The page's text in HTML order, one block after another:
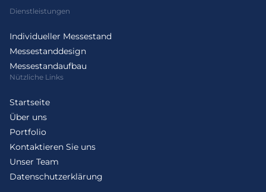
Dienstleistungen
Individueller Messestand
Messestanddesign
Messestandaufbau
Nützliche Links
Startseite
Über uns
Portfolio
Kontaktieren Sie uns
Unser Team
Datenschutzerklärung